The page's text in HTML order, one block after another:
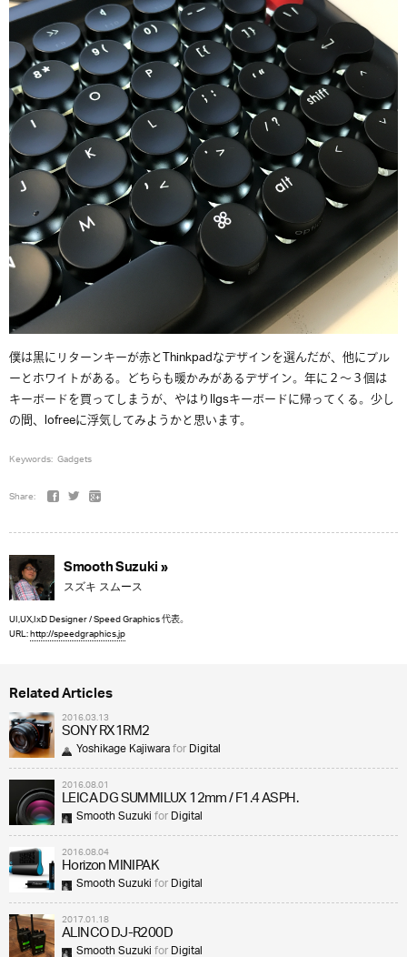
僕は黒にリターンキーが赤とThinkpadなデザインを選んだが、他にブル
ーとホワイトがある。どちらも暖かみがあるデザイン。年に２〜３個は
キーボードを買ってしまうが、やはりIIgsキーボードに帰ってくる。少し
の間、lofreeに浮気してみようかと思います。
Keywords: Gadgets
Share:
Smooth Suzuki »
スズキ スムース
UI,UX,IxD Designer / Speed Graphics 代表。
URL:http://speedgraphics.jp
Related Articles
2016.03.13
SONY RX1RM2
Yoshikage KajiwaraforDigital
2016.08.01
LEICA DG SUMMILUX 12mm / F1.4 ASPH.
Smooth SuzukiforDigital
2016.08.04
Horizon MINIPAK
Smooth SuzukiforDigital
2017.01.18
ALINCO DJ-R200D
Smooth SuzukiforDigital